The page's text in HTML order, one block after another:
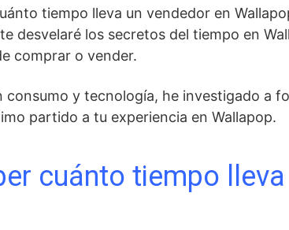
tiempo lleva un vendedor en
desvelaré los secretos del tiempo en
comprar o vender.
consumo y tecnología, he investigado a
partido a tu experiencia en Wallapop.
cuánto tiempo